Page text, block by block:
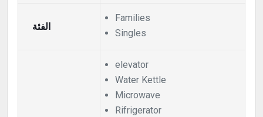
الفئة
Families
Singles
elevator
Water Kettle
Microwave
Rifrigerator